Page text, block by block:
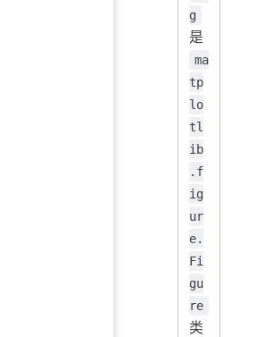
g
是
ma
tp
lo
tl
ib
.f
ig
ur
e.
Fi
gu
re
类